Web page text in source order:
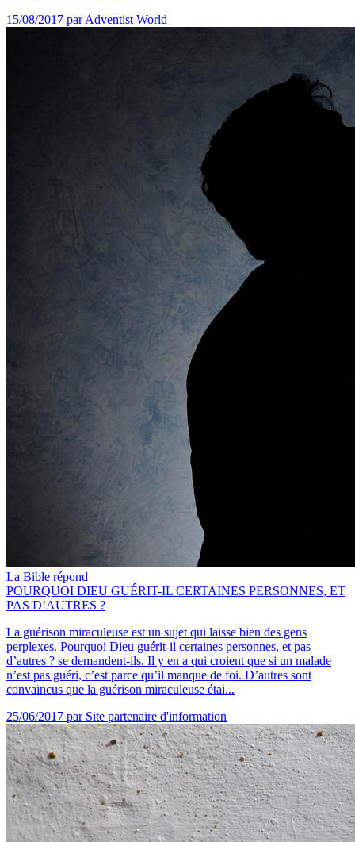
15/08/2017 par Adventist World
La Bible répond
POURQUOI DIEU GUÉRIT-IL CERTAINES PERSONNES, ET
PAS D’AUTRES ?
La guérison miraculeuse est un sujet qui laisse bien des gens
perplexes. Pourquoi Dieu guérit-il certaines personnes, et pas
d’autres ? se demandent-ils. Il y en a qui croient que si un malade
n’est pas guéri, c’est parce qu’il manque de foi. D’autres sont
convaincus que la guérison miraculeuse étai...
25/06/2017 par Site partenaire d'information